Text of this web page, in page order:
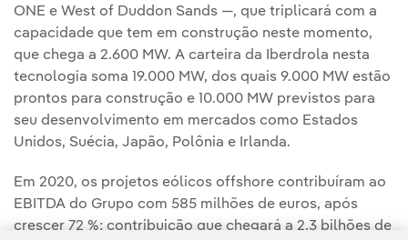
ONE e West of Duddon Sands —, que triplicará com a
capacidade que tem em construção neste momento,
que chega a 2.600 MW. A carteira da Iberdrola nesta
tecnologia soma 19.000 MW, dos quais 9.000 MW estão
prontos para construção e 10.000 MW previstos para
seu desenvolvimento em mercados como Estados
Unidos, Suécia, Japão, Polônia e Irlanda.
Em 2020, os projetos eólicos offshore contribuíram ao
EBITDA do Grupo com 585 milhões de euros, após
crescer 72 %; contribuição que chegará a 2,3 bilhões de